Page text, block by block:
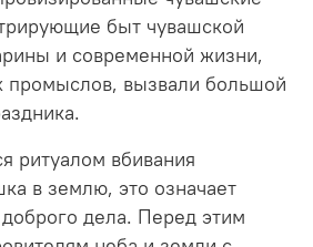
быт чувашской
и современной жизни,
промыслов, вызвали большой
ритуалом вбивания
в землю, это означает
дела. Перед этим